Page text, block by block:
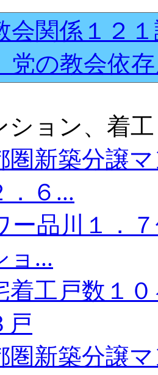
会関係１２
の教会依
ション、着
圏新築分譲
６...
ー品川１．
ョ...
着工戸数１
戸
圏新築分譲